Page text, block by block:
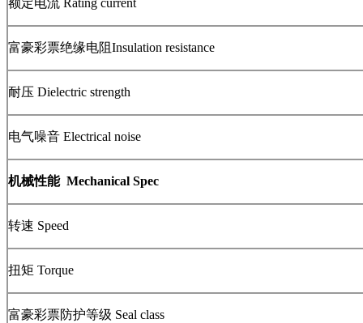
额定电流 Rating current
富豪彩票绝缘电阻Insulation resistance
耐压 Dielectric strength
电气噪音 Electrical noise
机械性能 Mechanical Spec
转速 Speed
扭矩 Torque
富豪彩票防护等级 Seal class